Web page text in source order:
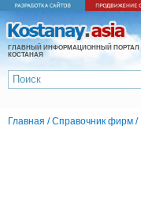
ГЛАВНЫЙ ИНФОРМАЦИОННЫЙ ПОРТАЛ
КОСТАНАЯ
Главная /Справочник фирм /